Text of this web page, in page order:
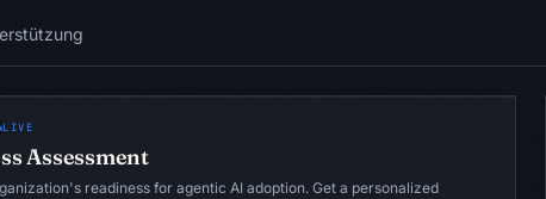
LIVE
Assessment
readiness for agentic AI adoption. Get a personalized